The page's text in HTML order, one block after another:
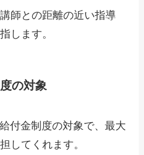
師との距離の近い指導
します。
の対象
付金制度の対象で、最大
してくれます。